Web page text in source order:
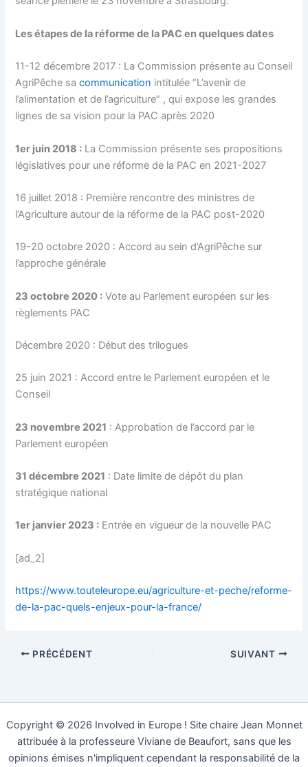
Les étapes de la réforme de la PAC en quelques dates
11-12 décembre 2017 : La Commission présente au Conseil
AgriPêche sacommunication intitulée “L’avenir de
l’alimentation et de l’agriculture” , qui expose les grandes
lignes de sa vision pour la PAC après 2020
1er juin 2018 : La Commission présente ses propositions
législatives pour une réforme de la PAC en 2021-2027
16 juillet 2018 : Première rencontre des ministres de
l’Agriculture autour de la réforme de la PAC post-2020
19-20 octobre 2020 : Accord au sein d’AgriPêche sur
l’approche générale
23 octobre 2020 : Vote au Parlement européen sur les
règlements PAC
Décembre 2020 : Début des trilogues
25 juin 2021 : Accord entre le Parlement européen et le
Conseil
23 novembre 2021 : Approbation de l’accord par le
Parlement européen
31 décembre 2021 : Date limite de dépôt du plan
stratégique national
1er janvier 2023 : Entrée en vigueur de la nouvelle PAC
[ad_2]
https://www.touteleurope.eu/agriculture-et-peche/reforme-
de-la-pac-quels-enjeux-pour-la-france/
PRÉCÉDENT SUIVANT
Copyright © 2026 Involved in Europe ! Site chaire Jean Monnet
attribuée à la professeure Viviane de Beaufort, sans que les
opinions émises n'impliquent cependant la responsabilité de la